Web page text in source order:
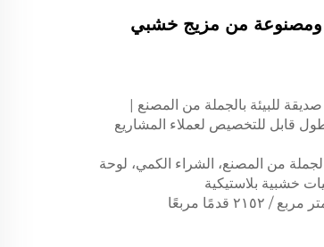
ومصنوعة من مزيج خشبي
للبيئة بالجملة من المصنع |
قابل للتخصيص لعملاء المشاريع
من المصنع، الشراء الكمي، لوحة
خشبية بلاستيكية